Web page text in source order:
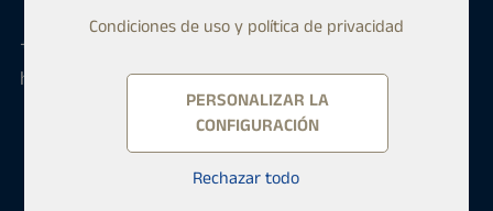
+358 50 4200012
heidi.uotinen@habita.com
Condiciones de uso y política de privacidad
PERSONALIZAR LA
CONFIGURACIÓN
Rechazar todo